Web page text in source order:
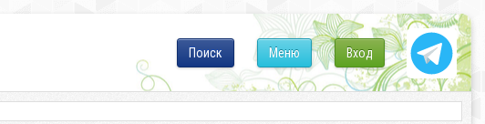
Вход
Меню
Поиск